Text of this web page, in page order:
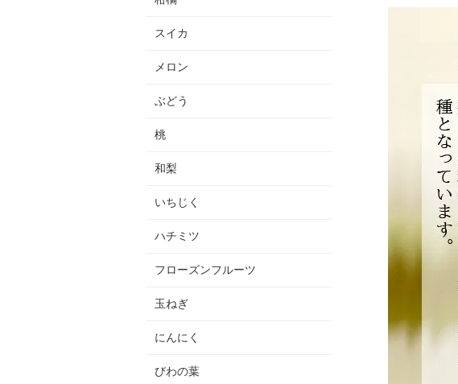
スイカ
メロン
ぶどう
桃
和梨
いちじく
ハチミツ
フローズンフルーツ
玉ねぎ
にんにく
びわの葉